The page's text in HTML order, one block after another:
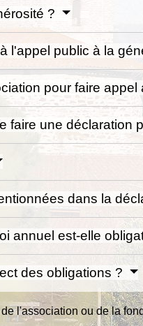
?
l'appel public à la
pour faire
faire une déclaration
dans la
annuel est-elle
des obligations ?
l'association ou de la